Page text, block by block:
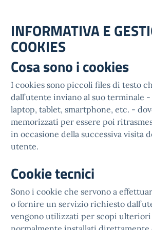
INFORMATIVA E
COOKIES
Cosa sono i cookies
I cookies sono piccoli files di testo
dall’utente inviano al suo terminale
laptop, tablet, smartphone, etc. -
memorizzati per essere poi
in occasione della successiva visita
utente.
Cookie tecnici
Sono i cookie che servono a
o fornire un servizio richiesto
vengono utilizzati per scopi ulteriori